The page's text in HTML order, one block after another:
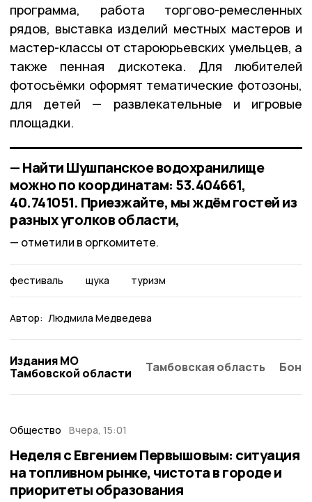
программа, работа торгово-ремесленных
рядов, выставка изделий местных мастеров и
мастер-классы от староюрьевских умельцев, а
также пенная дискотека. Для любителей
фотосъёмки оформят тематические фотозоны,
для детей — развлекательные и игровые
площадки.
— Найти Шушпанское водохранилище
можно по координатам: 53.404661,
40.741051. Приезжайте, мы ждём гостей из
разных уголков области,
отметили в оргкомитете.
фестиваль щука туризм
Автор: Людмила Медведева
Издания МО
Тамбовской области
Тамбовская область
Общество Вчера, 15:01
Неделя с Евгением Первышовым: ситуация
на топливном рынке, чистота в городе и
приоритеты образования